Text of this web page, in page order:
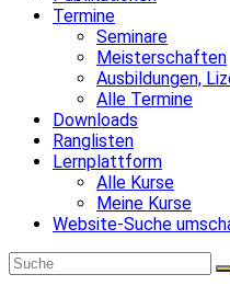
Termine
Seminare
Meisterschaften
Ausbildungen,
Alle Termine
Downloads
Ranglisten
Lernplattform
Alle Kurse
Meine Kurse
Website-Suche